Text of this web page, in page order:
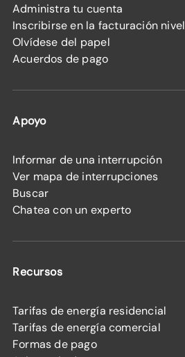
Administra tu cuenta
Inscribirse en la facturación
Olvídese del papel
Acuerdos de pago
Apoyo
Informar de una interrupción
Ver mapa de interrupciones
Buscar
Chatea con un experto
Recursos
Tarifas de energía residencial
Tarifas de energía comercial
Formas de pago